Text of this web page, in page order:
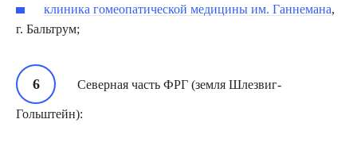
клиника гомеопатической медицины им. Ганнемана,
г. Бальтрум;
Северная часть ФРГ (земля Шлезвиг-
Гольштейн):